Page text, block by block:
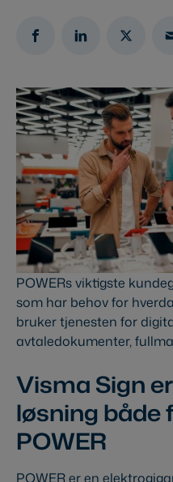
POWERs viktigste
som har behov for
bruker tjenesten for
avtaledokumenter,
Visma Sign
løsning både
POWER
POWER er en